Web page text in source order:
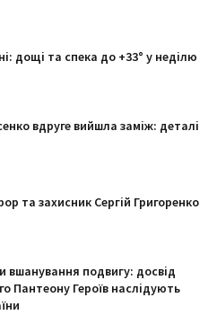
дощі та спека до +33° у неділю
вдруге вийшла заміж: деталі
та захисник Сергій Григоренко
вшанування подвигу: досвід
Пантеону Героїв наслідують